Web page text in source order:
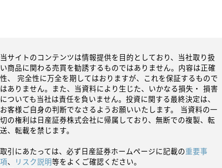
当サイトのコンテンツは情報提供を目的としており、当社取り扱
い商品に関わる売買を勧誘するものではありません。内容は正確
性、 完全性に万全を期してはおりますが、これを保証するもので
はありません。また、当資料により生じた、いかなる損失・ 損害
についても当社は責任を負いません。投資に関する最終決定は、
お客様ご自身の判断でなさるようお願いいたします。 当資料の一
切の権利は日産証券株式会社に帰属しており、無断での複製、転
送、転載を禁じます。
取引にあたっては、必ず日産証券ホームページに記載の重要事
項、 リスク説明等をよくご確認ください。